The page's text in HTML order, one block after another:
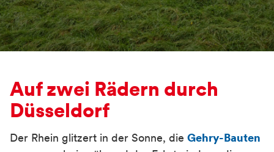
Auf zwei Rädern durch
Düsseldorf
Der Rhein glitzert in der Sonne, die Gehry-Bauten